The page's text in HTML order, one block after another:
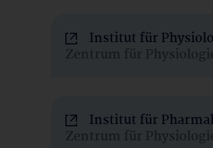
Institut für
Zentrum für
Institut für
Zentrum für